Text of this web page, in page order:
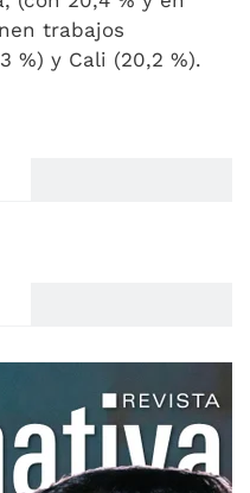
trabajos
%) y Cali (20,2 %).